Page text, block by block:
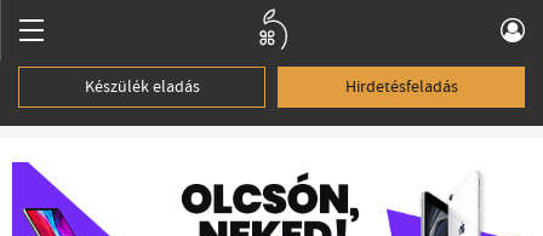
Készülék eladás Hirdetésfeladás